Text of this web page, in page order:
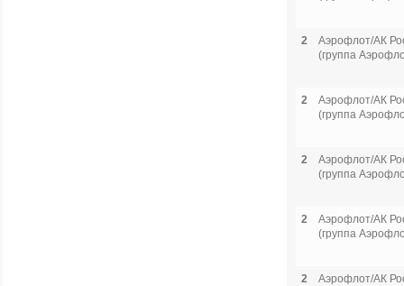
2
Аэрофлот/АК
(группа
2
Аэрофлот/АК
(группа
2
Аэрофлот/АК
(группа
2
Аэрофлот/АК
(группа
2
Аэрофлот/АК